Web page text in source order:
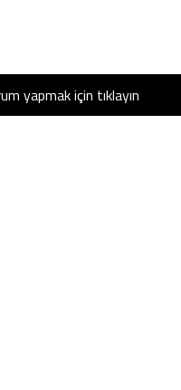
yapmak için tıklayın